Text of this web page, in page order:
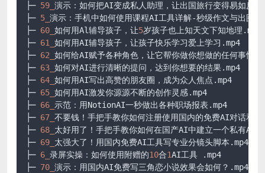
├─ 59_ 演示：如何把AI变成私人助理，让出国旅行变得易如反掌
├─ 5_ 演示：手机中如何使用课程AI工具详解-秒级作文与出图
├─ 60_ 如何用Al辅导孩子，让5岁孩子也上知天文下知地理.mp4
├─ 61_ 如何用AI辅导孩子，让孩子快乐学习爱上学习.mp4
├─ 62_ 如何给AI赋予各种角色，让它帮你做你想做的任何事情
├─ 63_ 如何对AI进行清晰的提问，达到你想要的结果.mp4
├─ 64_ 如何用AI写出高赞的朋友圈，成为众人焦点.mp4
├─ 65_ 如何用AI激发你源源不断的创作灵感.mp4
├─ 66_ 示范：用NotionAI一秒做出各种职场报表.mp4
├─ 67_ 不要钱！手把手教你如何注册使用国内的免费AI对话和画
├─ 68_ 太好用了！手把手教你如何在国产AI中建立一个私有AI
├─ 69_ 太强大了！用国内免费AI工具写专业分镜头脚本.mp4
├─ 6_ 录屏实操：如何使用附赠的10合1AI工具 .mp4
├─ 70_ 演示：用国内AI免费写三角恋小说效果会如何？.mp4